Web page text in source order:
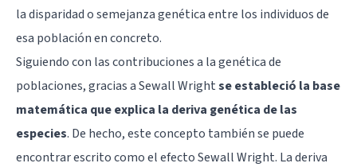
la disparidad o semejanza genética entre los individuos de
esa población en concreto.
Siguiendo con las contribuciones a la genética de
poblaciones, gracias a Sewall Wrightse estableció la base
matemática que explica la deriva genética de las
especies. De hecho, este concepto también se puede
encontrar escrito como el efecto Sewall Wright. Laderiva